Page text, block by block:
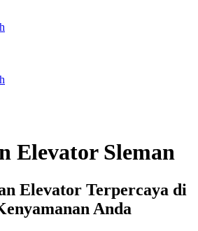
Elevator Sleman
Elevator Terpercaya di
Anda